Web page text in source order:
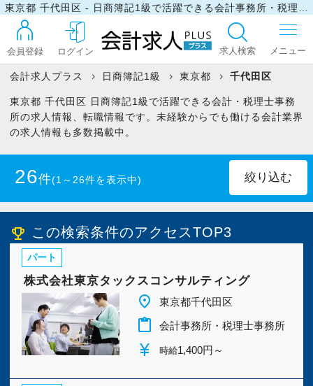
会員登録 ログイン 求人検索
ログイン
マイリスト
今すぐ会員登録
会計求人プラス 日商簿記1級 東京都 千代田区
東京都 千代田区 日商簿記1級で活躍できる会計・税理士事務
所の求人情報、転職情報です。未経験からでも働ける会計業界
の求人情報も多数掲載中。
26件(1～26件を表示中)
emoji_events この検索条件のアクセスTOP3
パート
株式会社東京タックスコンサルティング
place 東京都千代田区
content_paste 会計事務所・税理士事務所
currency_yen 時給1,400円～